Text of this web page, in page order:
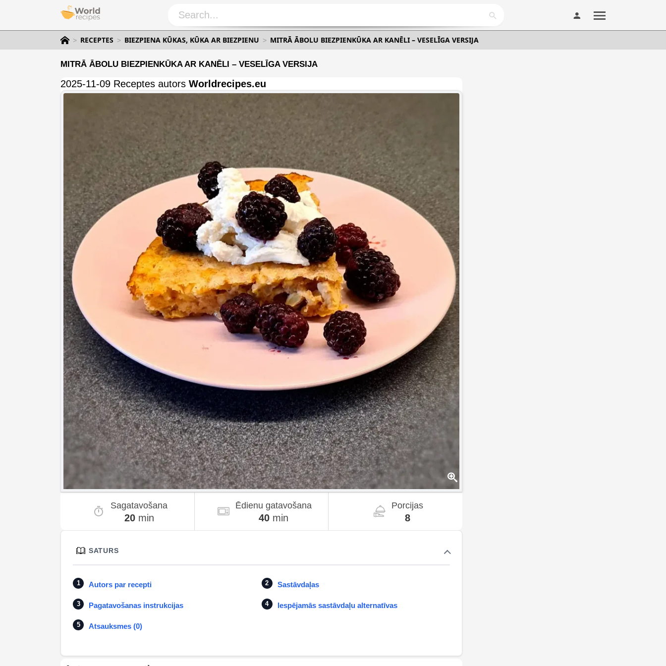
RECEPTES BIEZPIENA KŪKAS, KŪKA AR BIEZPIENU MITRĀ ĀBOLU BIEZPIENKŪKA AR KANĒLI – VESELĪGA VERSIJA
MITRĀ ĀBOLU BIEZPIENKŪKA AR KANĒLI – VESELĪGA VERSIJA
2025-11-09 Receptes autors Worldrecipes.eu
Sagatavošana
20min
Ēdienu gatavošana
40min
Porcijas
8
SATURS
Autors par recepti Sastāvdaļas
Pagatavošanas instrukcijas Iespējamās sastāvdaļu alternatīvas
Atsauksmes (0)